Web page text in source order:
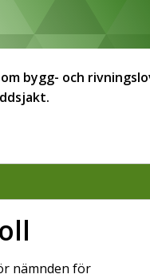
bygg- och
nämnden för